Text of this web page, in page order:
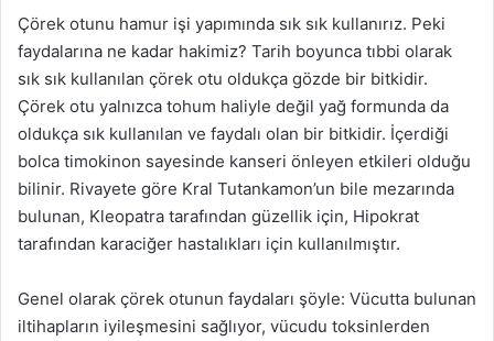
Çörek otunu hamur işi yapımında sık sık kullanırız. Peki
faydalarına ne kadar hakimiz? Tarih boyunca tıbbi olarak
sık sık kullanılan çörek otu oldukça gözde bir bitkidir.
Çörek otu yalnızca tohum haliyle değil yağ formunda da
oldukça sık kullanılan ve faydalı olan bir bitkidir. İçerdiği
bolca timokinon sayesinde kanseri önleyen etkileri olduğu
bilinir. Rivayete göre Kral Tutankamon’un bile mezarında
bulunan, Kleopatra tarafından güzellik için, Hipokrat
tarafından karaciğer hastalıkları için kullanılmıştır.
Genel olarak çörek otunun faydaları şöyle: Vücutta bulunan
iltihapların iyileşmesini sağlıyor, vücudu toksinlerden